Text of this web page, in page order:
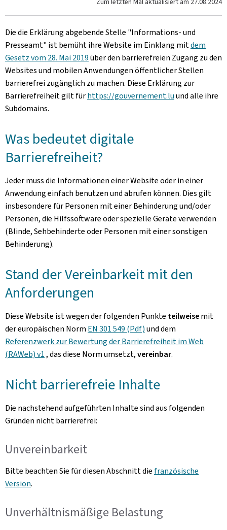
Die die Erklärung abgebende Stelle "Informations- und
Presseamt" ist bemüht ihre Website im Einklang mitdem
Gesetz vom 28. Mai 2019über den barrierefreien Zugang zu den
Websites und mobilen Anwendungen öffentlicher Stellen
barrierefrei zugänglich zu machen. Diese Erklärung zur
Barrierefreiheit gilt fürhttps://gouvernement.luund alle ihre
Subdomains.
Was bedeutet digitale
Barrierefreiheit?
Jeder muss die Informationen einer Website oder in einer
Anwendung einfach benutzen und abrufen können. Dies gilt
insbesondere für Personen mit einer Behinderung und/oder
Personen, die Hilfssoftware oder spezielle Geräte verwenden
(Blinde, Sehbehinderte oder Personen mit einer sonstigen
Behinderung).
Stand der Vereinbarkeit mit den
Anforderungen
Diese Website ist wegen der folgenden Punkte teilweisemit
der europäischen Norm EN 301 549 (Pdf)und dem
Referenzwerk zur Bewertung der Barrierefreiheit im Web
(RAWeb) v1, das diese Norm umsetzt,vereinbar.
Nicht barrierefreie Inhalte
Die nachstehend aufgeführten Inhalte sind aus folgenden
Gründen nicht barrierefrei:
Unvereinbarkeit
Bitte beachten Sie für diesen Abschnitt die französische
Version.
Unverhältnismäßige Belastung